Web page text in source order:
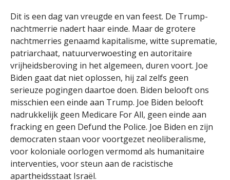
Dit is een dag van vreugde en van feest. De Trump-
nachtmerrie nadert haar einde. Maar de grotere
nachtmerries genaamd kapitalisme, witte suprematie,
patriarchaat, natuurverwoesting en autoritaire
vrijheidsberoving in het algemeen, duren voort. Joe
Biden gaat dat niet oplossen, hij zal zelfs geen
serieuze pogingen daartoe doen. Biden belooft ons
misschien een einde aan Trump. Joe Biden belooft
nadrukkelijk geen Medicare For All, geen einde aan
fracking en geen Defund the Police. Joe Biden en zijn
democraten staan voor voortgezet neoliberalisme,
voor koloniale oorlogen vermomd als humanitaire
interventies, voor steun aan de racistische
apartheidsstaat Israël.